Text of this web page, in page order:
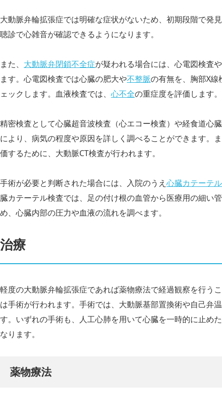
大動脈弁輪拡張症では明確な症状がないため、初期段階で発
聴診で心雑音が確認できるようになります。
また、 大動脈弁閉鎖不全症が疑われる場合には、心電図検査や
ます。心電図検査では心臓の肥大や不整脈の有無を、胸部X
ェックします。血液検査では、 心不全の重症度を評価します。
精密検査として心臓超音波検査（心エコー検査）や経食道心
により、病気の程度や原因を詳しく調べることができます。
価するために、大動脈CT検査が行われます。
手術が必要と判断された場合には、入院のうえ 心臓カテーテ
臓カテーテル検査では、足の付け根の血管から医療用の細い
め、心臓内部の圧力や血液の流れを調べます。
治療
軽度の大動脈弁輪拡張症であれば薬物療法で経過観察を行う
は手術が行われます。手術では、大動脈基部置換術や自己弁
す。いずれの手術も、人工心肺を用いて心臓を一時的に止め
なります。
薬物療法